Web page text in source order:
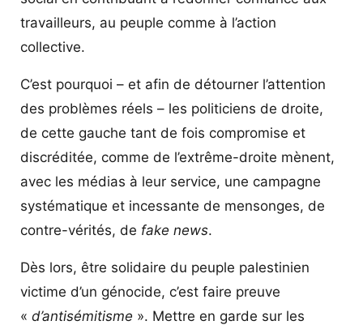
travailleurs, au peuple comme à l’action
collective.
C’est pourquoi – et afin de détourner l’attention
des problèmes réels – les politiciens de droite,
de cette gauche tant de fois compromise et
discréditée, comme de l’extrême-droite mènent,
avec les médias à leur service, une campagne
systématique et incessante de mensonges, de
contre-vérités, de fake news.
Dès lors, être solidaire du peuple palestinien
victime d’un génocide, c’est faire preuve
« d’antisémitisme ». Mettre en garde sur les